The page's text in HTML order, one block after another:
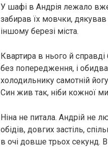
У шафі в Андрія лежало вже
забирав їх мовчки,
іншому березі міста.
Квартира в нього й
без попередження, і обидва
холодильнику самотній
Син жив так, ніби кожної
Ніна не питала. Андрій не
обідів, довгих застіль,
в очі довше трьох секунд.